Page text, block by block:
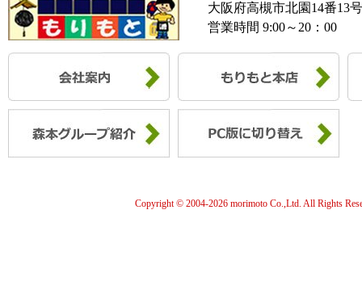
大阪府高槻市北園14番13
営業時間 9:00～20：00
Copyright © 2004-2026 morimoto Co.,Ltd. All Rights